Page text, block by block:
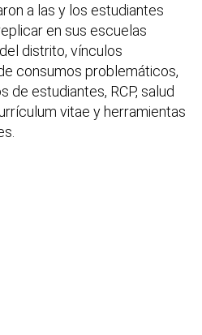
a las y los estudiantes
en sus escuelas
distrito, vínculos
consumos problemáticos,
estudiantes, RCP, salud
vitae y herramientas